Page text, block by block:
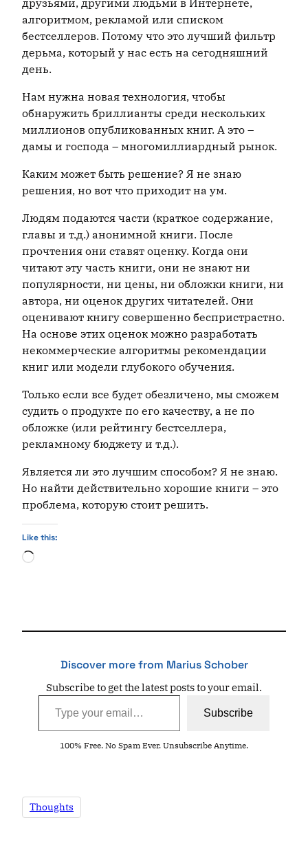
друзьями, другими людьми в Интернете,
алгоритмом, рекламой или списком
бестселлеров. Потому что это лучший фильтр
дерьма, который у нас есть на сегодняшний
день.
Нам нужна новая технология, чтобы
обнаружить бриллианты среди нескольких
миллионов опубликованных книг. А это –
дамы и господа – многомиллиардный рынок.
Каким может быть решение? Я не знаю
решения, но вот что приходит на ум.
Людям подаются части (краткое содержание,
главы и т.д.) анонимной книги. После
прочтения они ставят оценку. Когда они
читают эту часть книги, они не знают ни
популярности, ни цены, ни обложки книги, ни
автора, ни оценок других читателей. Они
оценивают книгу совершенно беспристрастно.
На основе этих оценок можно разработать
некоммерческие алгоритмы рекомендации
книг или модели глубокого обучения.
Только если все будет обезличено, мы сможем
судить о продукте по его качеству, а не по
обложке (или рейтингу бестселлера,
рекламному бюджету и т.д.).
Является ли это лучшим способом? Я не знаю.
Но найти действительно хорошие книги – это
проблема, которую стоит решить.
Like this:
Loading…
Discover more from Marius Schober
Subscribe to get the latest posts to your email.
Type your email…
Subscribe
100% Free. No Spam Ever. Unsubscribe Anytime.
Thoughts